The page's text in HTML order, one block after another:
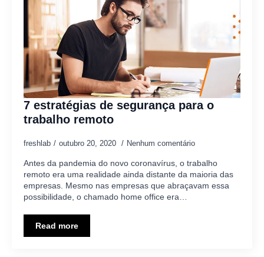
7 estratégias de segurança para o
trabalho remoto
freshlab outubro 20, 2020 Nenhum comentário
Antes da pandemia do novo coronavírus, o trabalho
remoto era uma realidade ainda distante da maioria das
empresas. Mesmo nas empresas que abraçavam essa
possibilidade, o chamado home office era…
Read more